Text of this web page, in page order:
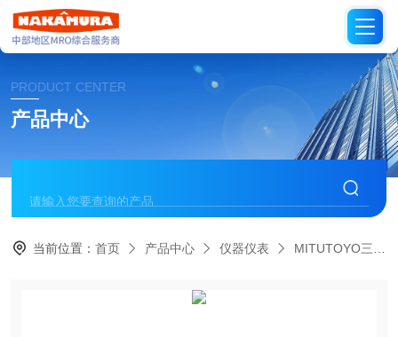
PRODUCT CENTER
产品中心
当前位置：首页 产品中心 仪器仪表 MITUTOYO三丰